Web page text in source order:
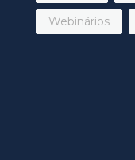
Webinários